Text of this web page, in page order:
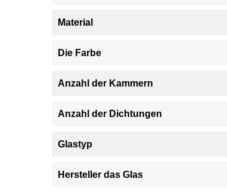
Material
Die Farbe
Anzahl der Kammern
Anzahl der Dichtungen
Glastyp
Hersteller das Glas